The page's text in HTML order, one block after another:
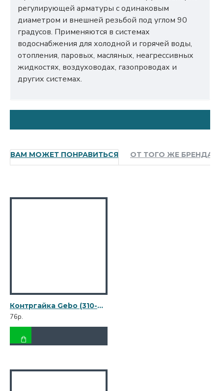
регулирующей арматуры с одинаковым
диаметром и внешней резьбой под углом 90
градусов. Применяются в системах
водоснабжения для холодной и горячей воды,
отопления, паровых, масляных, неагрессивных
жидкостях, воздуховодах, газопроводах и
других системах.
ВАМ МОЖЕТ ПОНРАВИТЬСЯ ОТ ТОГО ЖЕ БРЕНДА
Контргайка Gebo (310-4V) 1/2 ВР(г) х 1/2 ВР(г) чугунная оцинкованная
76р.